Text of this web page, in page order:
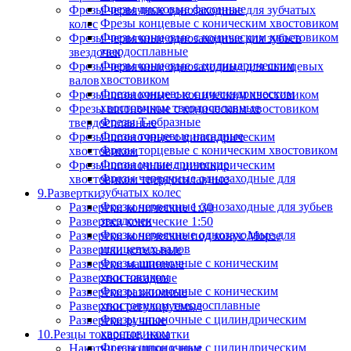
Фрезы червячные однозаходные для зубчатых
колес
Фрезы червячные однозаходные для зубьев
звездочек
Фрезы червячные однозаходные для шлицевых
валов
Фрезы шпоночные с коническим хвостовиком
Фрезы шпоночные с коническим хвостовиком
твердосплавные
Фрезы шпоночные с цилиндрическим
хвостовиком
Фрезы шпоночные с цилиндрическим
хвостовиком твердосплавные
9.Развертки
Развертки конические 1:30
Развертки конические 1:50
Развертки конические под конус Морзе
Развертки котельные
Развертки машинные
Развертки насадные
Развертки разжимные
Развертки регулируемые
Развертки ручные
10.Резцы токарные, накатки
Накатки и ролики к ним
Фрезы дисковые фасонные
Фрезы концевые с коническим хвостовиком
Фрезы концевые с коническим хвостовиком
твердосплавные
Фрезы концевые с цилиндрическим
хвостовиком
Фрезы концевые с цилиндрическим
хвостовиком твердосплавные
Фрезы Т-образные
Фрезы торцевые насадные
Фрезы торцевые с коническим хвостовиком
Фрезы цилиндрические
Фрезы червячные однозаходные для
зубчатых колес
Фрезы червячные однозаходные для зубьев
звездочек
Фрезы червячные однозаходные для
шлицевых валов
Фрезы шпоночные с коническим
хвостовиком
Фрезы шпоночные с коническим
хвостовиком твердосплавные
Фрезы шпоночные с цилиндрическим
хвостовиком
Фрезы шпоночные с цилиндрическим